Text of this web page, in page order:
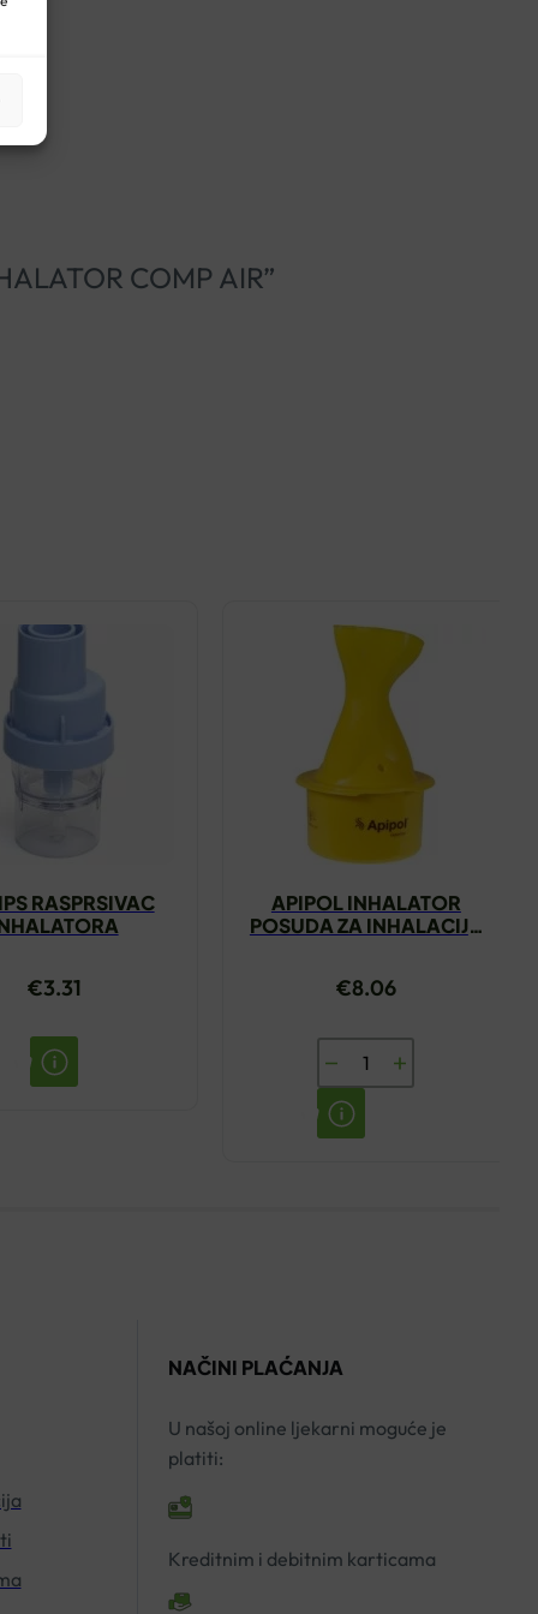
COMP AIR”
RASPRSIVAC
€3.31
APIPOL INHALATOR
POSUDA ZA INHALACIJU
€8.06
APIPOL
INHALATOR
POSUDA
NAČINI PLAĆANJA
U našoj online ljekarni moguće je
platiti:
Kreditnim i debitnim karticama